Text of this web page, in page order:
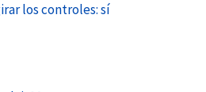
los controles: sí